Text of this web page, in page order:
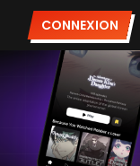
CONNEXION